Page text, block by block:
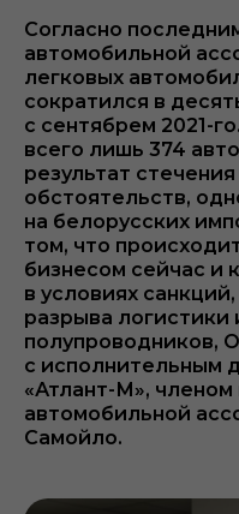
Согласно
автомобильной
легковых
сократился в
с сентябрем 2021-
всего лишь 374
результат
обстоятельств,
на белорусских
том, что
бизнесом сейчас и
в условиях
разрыва
полупроводников,
с исполнительным
«Атлант-М»,
автомобильной
Самойло.